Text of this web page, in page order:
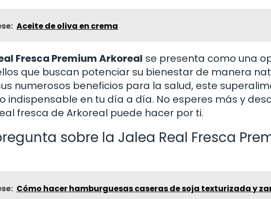
Aceite de oliva en crema
Fresca Premium Arkoreal se presenta como una
que buscan potenciar su bienestar de manera
numerosos beneficios para la salud, este
indispensable en tu día a día. No esperes más y
fresca de Arkoreal puede hacer por ti.
sobre la Jalea Real Fresca
Cómo hacer hamburguesas caseras de soja texturizada y